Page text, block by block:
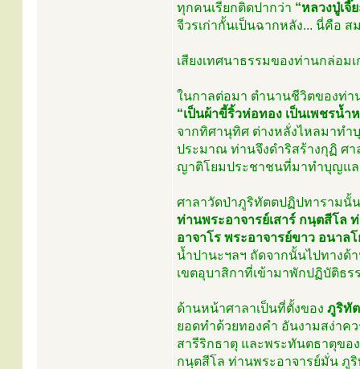
ทุกคนเรียกติดปากว่า “หลวงปู่เจี๊
จีวรเก่ากั้นเป็นฉากหลัง... นี่คือ
เสียงเทศนาธรรมของท่านกล่อม
ในกาลต่อมา ตำนานชีวิตของท่า
“เป็นผ้าขี้ริ้วห่อทอง เป็นเพชรน้ำ
จากทิศานุทิศ ต่างหลั่งไหลมาท
ประมาณ ท่านจึงดำริสร้างกุฏิ ศ
ญาติโยมประชาชนที่มาทำบุญแล
ศาลาวัดป่าภูริทัตตปฏิปทารามนั้
ท่านพระอาจารย์เสาร์ กนฺตสีโล
อาจาโร พระอาจารย์ขาว อนาล
น้ำปานะฯลฯ ถัดจากนั้นไปทางด้
เขตอุบาสิกาที่เข้ามาพักปฏิบัติธร
ด้านหน้าศาลาเป็นที่ตั้งของ ภูริทัต
ยอดทำด้วยทองคำ อันงามสง่าค
สารีริกธาตุ และพระทันตธาตุขอ
กนฺตสีโล ท่านพระอาจารย์มั่น ภู